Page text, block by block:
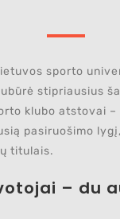
sporto
stipriausius
klubo atstovai –
pasiruošimo
titulais.
– du